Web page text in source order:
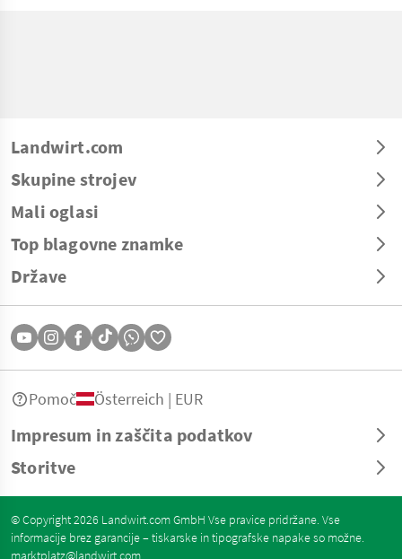
Landwirt.com
Skupine strojev
Mali oglasi
Top blagovne znamke
Države
Impresum in zaščita podatkov
Storitve
Pomoč Österreich | EUR
© Copyright 2026 Landwirt.com GmbH Vse pravice pridržane. Vse
informacije brez garancije – tiskarske in tipografske napake so možne.
marktplatz@landwirt.com